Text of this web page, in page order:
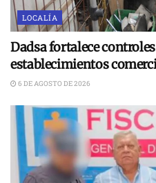
LOCALÍA
Dadsa fortalece
establecimientos
6 DE AGOSTO DE 2026